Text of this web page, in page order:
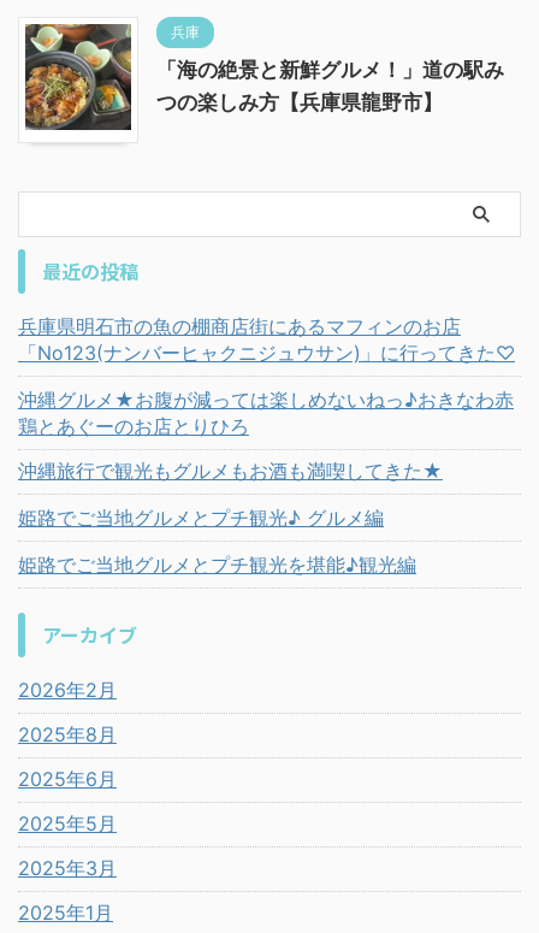
兵庫
「海の絶景と新鮮グルメ！」道の駅み
つの楽しみ方【兵庫県龍野市】
最近の投稿
兵庫県明石市の魚の棚商店街にあるマフィンのお店
「No123(ナンバーヒャクニジュウサン)」に行ってきた♡
沖縄グルメ★お腹が減っては楽しめないねっ♪おきなわ赤
鶏とあぐーのお店とりひろ
沖縄旅行で観光もグルメもお酒も満喫してきた★
姫路でご当地グルメとプチ観光♪ グルメ編
姫路でご当地グルメとプチ観光を堪能♪観光編
アーカイブ
2026年2月
2025年8月
2025年6月
2025年5月
2025年3月
2025年1月